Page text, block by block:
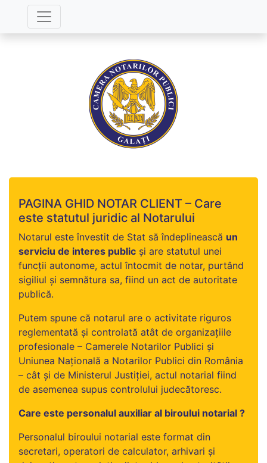
PAGINA GHID NOTAR CLIENT – Care
este statutul juridic al Notarului
Notarul este învestit de Stat să îndeplinească un
serviciu de interes public şi are statutul unei
funcţii autonome, actul întocmit de notar, purtând
sigiliul şi semnătura sa, fiind un act de autoritate
publică.
Putem spune că notarul are o activitate riguros
reglementată şi controlată atât de organizaţiile
profesionale – Camerele Notarilor Publici şi
Uniunea Naţională a Notarilor Publici din România
– cât şi de Ministerul Justiţiei, actul notarial fiind
de asemenea supus controlului judecătoresc.
Care este personalul auxiliar al biroului notarial ?
Personalul biroului notarial este format din
secretari, operatori de calculator, arhivari şi